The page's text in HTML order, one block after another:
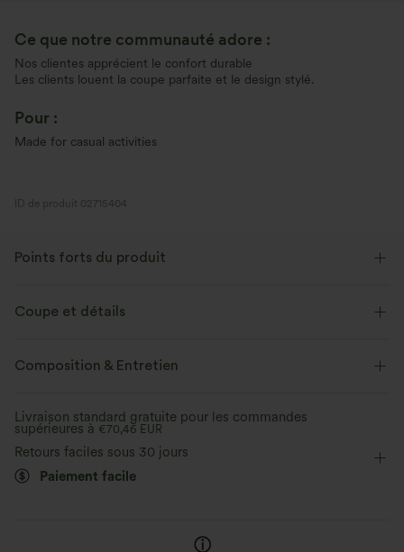
Ce que notre communauté adore :
Nos clientes apprécient le confort durable
Les clients louent la coupe parfaite et le design stylé.
Pour :
Made for casual activities
ID de produit 02715404
Points forts du produit
et confortable qui accompagne chacun de
Coupe et détails
Taille plate Poches arrière
Longueur sol Taille haute
Composition & Entretien
Livraison standard gratuite pour les commandes
supérieures à €70,46 EUR
Retours faciles sous 30 jours
Paiement facile